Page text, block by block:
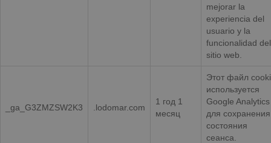
mejorar la
experiencia del
usuario y la
funcionalidad del
sitio web.
_ga_G3ZMZSW2K3 .lodomar.com
1 год 1
месяц
Этот файл
используется
Google Analytics
для сохранения
состояния
сеанса.